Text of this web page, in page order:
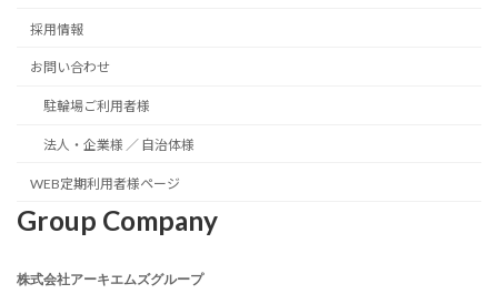
採用情報
お問い合わせ
駐輪場ご利用者様
法人・企業様 ／ 自治体様
WEB定期利用者様ページ
Group Company
株式会社アーキエムズグループ